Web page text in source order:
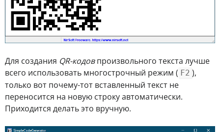
Для создания QR-кодовпроизвольного текста лучше
всего использовать многострочный режим ( F2 ),
только вот почему-тот вставленный текст не
переносится на новую строку автоматически.
Приходится делать это вручную.